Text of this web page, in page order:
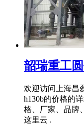
韶瑞重工
欢迎访问上海昌
h130b的价格的
格、厂家、品牌
这里云 .